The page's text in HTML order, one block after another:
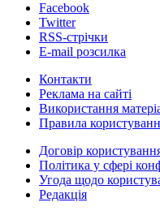
Facebook
Twitter
RSS-стрічки
E-mail розсилка
Контакти
Реклама на сайті
Використання
Правила
Договір
Політика у сфері
Угода щодо
Редакція